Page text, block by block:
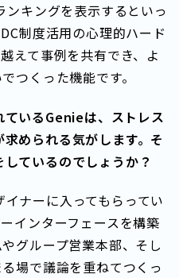
キングを表示するといっ
制度活用の心理的ハード
えて事例を共有でき、よ
つくった機能です。
ているGenieは、ストレス
められる気がします。そ
ているのでしょうか？
ナーに入ってもらってい
インターフェースを構築
グループ営業本部、そし
場で議論を重ねてつくっ